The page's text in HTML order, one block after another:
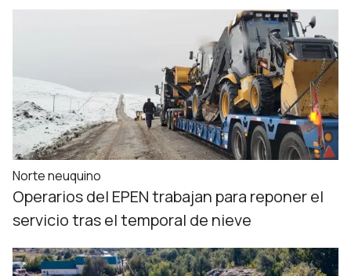
Norte neuquino
Operarios del EPEN trabajan para reponer el
servicio tras el temporal de nieve